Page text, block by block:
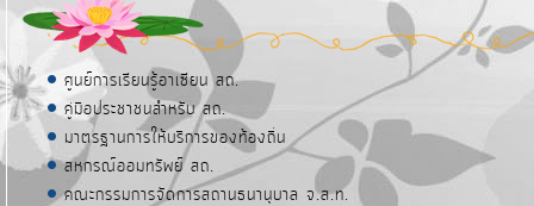
ศูนย์การเรียนรู้อาเซียน สถ.
คู่มือประชาชนสำหรับ สถ.
มาตรฐานการให้บริการของท้องถิ่น
สหกรณ์ออมทรัพย์ สถ.
คณะกรรมการจัดการสถานธนานุบาล จ.ส.ท.